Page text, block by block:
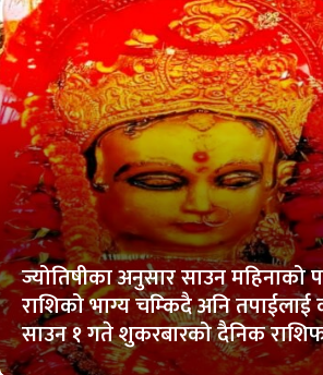
ज्योतिषीका अनुसार साउन महिनाको
राशिको भाग्य चम्किदै अनि
साउन १ गते शुकरबारको दैनिक